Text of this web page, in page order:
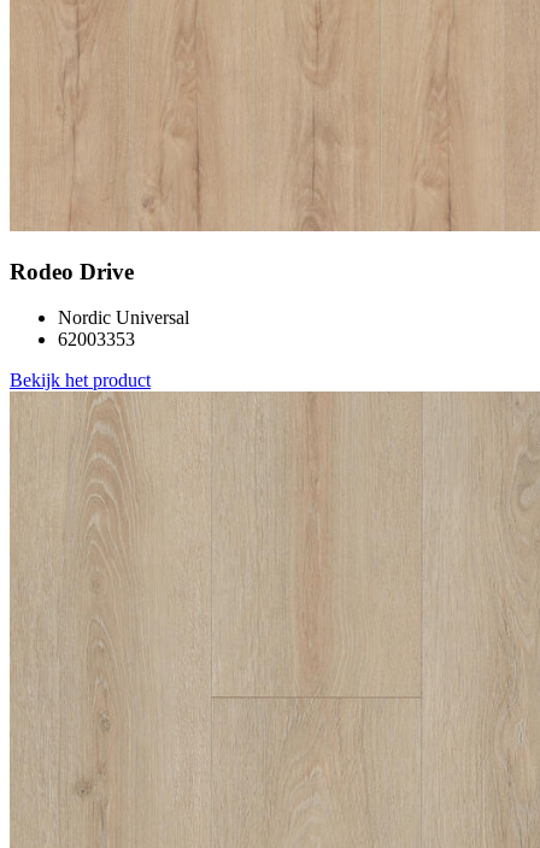
Rodeo Drive
Nordic Universal
62003353
Bekijk het product